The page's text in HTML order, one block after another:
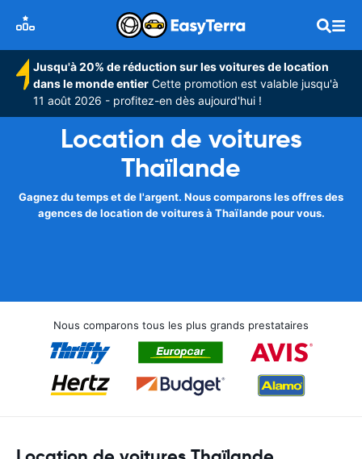
Jusqu'à 20% de réduction sur les voitures de location
dans le monde entier Cette promotion est valable jusqu'à
11 août 2026 - profitez-en dès aujourd'hui !
Location de voitures
Thaïlande
Gagnez du temps et de l'argent. Nous comparons les offres des
agences de location de voitures à Thaïlande pour vous.
Nous comparons tous les plus grands prestataires